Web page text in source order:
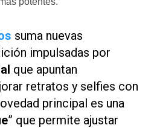
suma nuevas
impulsadas por
que apuntan
retratos y selfies con
principal es una
” que permite ajustar